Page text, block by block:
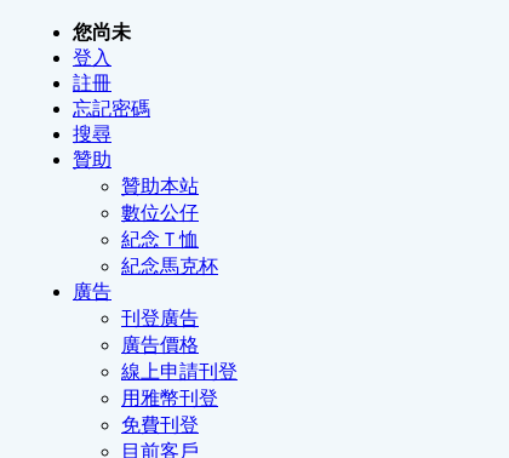
您尚未
登入
註冊
忘記密碼
搜尋
贊助
贊助本站
數位公仔
紀念Ｔ恤
紀念馬克杯
廣告
刊登廣告
廣告價格
線上申請刊登
用雅幣刊登
免費刊登
目前客戶